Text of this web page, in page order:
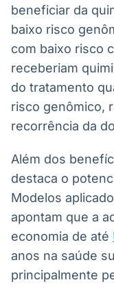
Soluções de
Tecnologia
beneficiar da
baixo risco
com baixo risco
receberiam
do tratamento
risco genômico,
recorrência da
Além dos
destaca o
Modelos
apontam que a
economia de até
anos na saúde
principalmente